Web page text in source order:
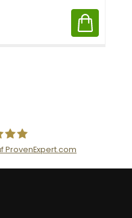
GmbH
ProvenExpert.com